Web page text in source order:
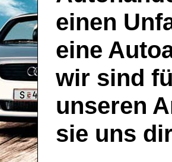
einen
eine
wir sind
unseren
sie uns